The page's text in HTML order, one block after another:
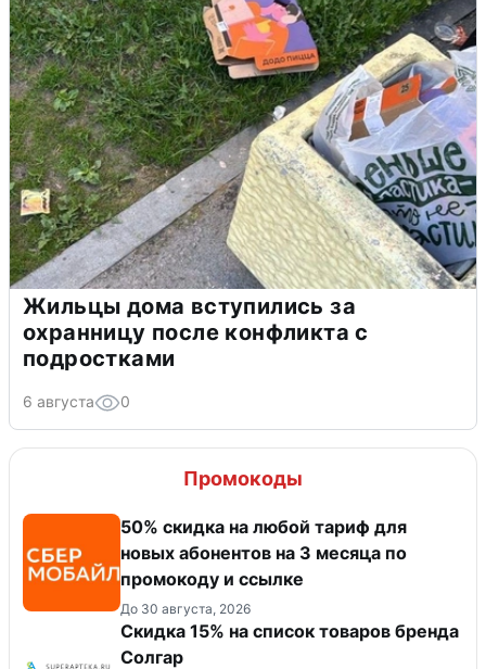
Жильцы дома вступились за
охранницу после конфликта с
подростками
6 августа 0
Промокоды
50% скидка на любой тариф для
новых абонентов на 3 месяца по
промокоду и ссылке
До 30 августа, 2026
Скидка 15% на список товаров бренда
Солгар